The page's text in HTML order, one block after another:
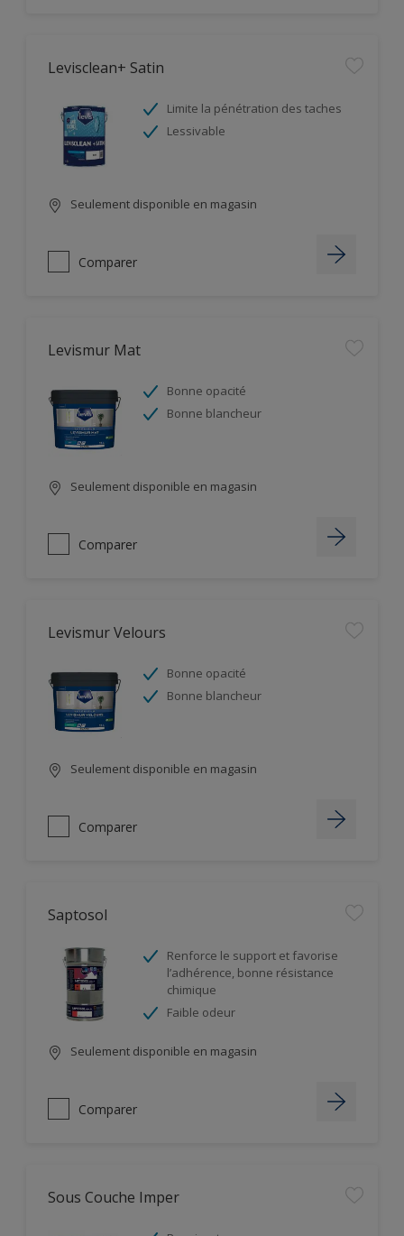
Levisclean+ Satin
Limite la pénétration des taches
Lessivable
Seulement disponible en magasin
Comparer
Levismur Mat
Bonne opacité
Bonne blancheur
Seulement disponible en magasin
Comparer
Levismur Velours
Bonne opacité
Bonne blancheur
Seulement disponible en magasin
Comparer
Saptosol
Renforce le support et favorise
l’adhérence, bonne résistance
chimique
Faible odeur
Seulement disponible en magasin
Comparer
Sous Couche Imper